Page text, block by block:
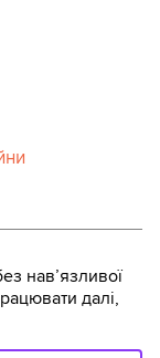
навʼязливої
далі,